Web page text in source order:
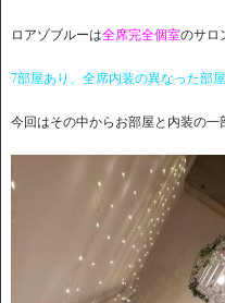
ロアゾブルーは全席完全個室のサロ
7部屋あり、全席内装の異なった部屋
今回はその中からお部屋と内装の一